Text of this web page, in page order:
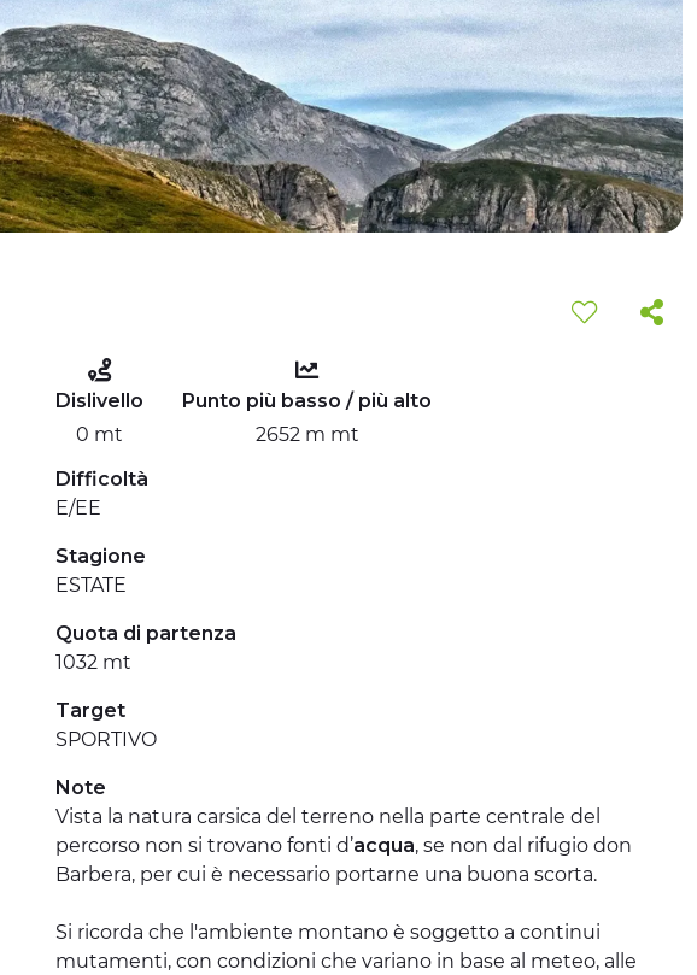
Dislivello
0 mt
Punto più basso / più alto
2652 m mt
Difficoltà
E/EE
Stagione
ESTATE
Quota di partenza
1032 mt
Target
SPORTIVO
Note
Vista la natura carsica del terreno nella parte centrale del
percorso non si trovano fonti d’acqua, se non dal rifugio don
Barbera, per cui è necessario portarne una buona scorta.
Si ricorda che l'ambiente montano è soggetto a continui
mutamenti, con condizioni che variano in base al meteo, alle